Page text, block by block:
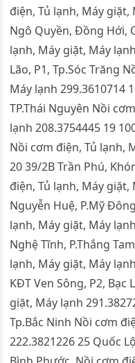
điện, Tủ lạnh, Máy giặt,
Ngô Quyền, Đồng Hới,
lạnh, Máy giặt, Máy
Lão, P1, Tp.Sóc Trăng
Máy lạnh 299.3610714
TP.Thái Nguyên Nồi
lạnh 208.3754445 19
Nồi cơm điện, Tủ lạnh,
20 39/2B Trần Phú,
điện, Tủ lạnh, Máy giặt,
Nguyễn Huệ, P.Mỹ
lạnh, Máy giặt, Máy
Nghệ Tĩnh, P.Thắng
lạnh, Máy giặt, Máy
KĐT Ven Sông, P2, Bạc
giặt, Máy lạnh
Tp.Bắc Ninh Nồi cơm
222.3821226 25 Quốc